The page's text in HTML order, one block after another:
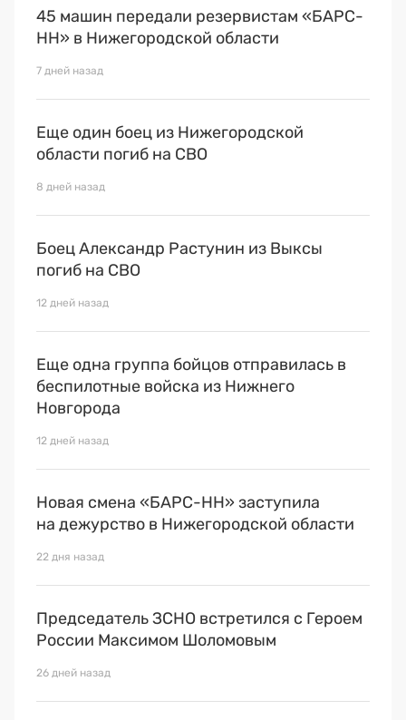
45 машин передали резервистам «БАРС-
НН» в Нижегородской области
7 дней назад
Еще один боец из Нижегородской
области погиб на СВО
8 дней назад
Боец Александр Растунин из Выксы
погиб на СВО
12 дней назад
Еще одна группа бойцов отправилась в
беспилотные войска из Нижнего
Новгорода
12 дней назад
Новая смена «БАРС-НН» заступила
на дежурство в Нижегородской области
22 дня назад
Председатель ЗСНО встретился с Героем
России Максимом Шоломовым
26 дней назад